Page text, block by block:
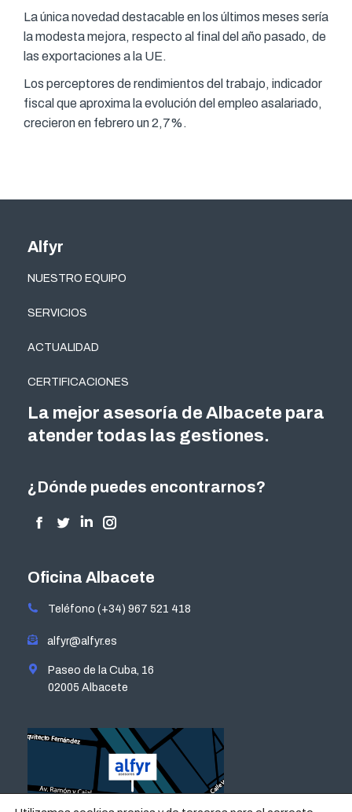
La única novedad destacable en los últimos meses sería
la modesta mejora, respecto al final del año pasado, de
las exportaciones a la UE.
Los perceptores de rendimientos del trabajo, indicador
fiscal que aproxima la evolución del empleo asalariado,
crecieron en febrero un 2,7%.
Alfyr
NUESTRO EQUIPO
SERVICIOS
ACTUALIDAD
CERTIFICACIONES
Oficina Albacete
Teléfono (+34) 967 521 418
alfyr@alfyr.es
Paseo de la Cuba, 16
02005 Albacete
¿Dónde puedes encontrarnos?
Encuéntranos en:
Facebook
opens
new
Twitter
opens
new
Linkedin
opens
new
Instagram
opens
new
La mejor asesoría de Albacete para
atender todas las gestiones.